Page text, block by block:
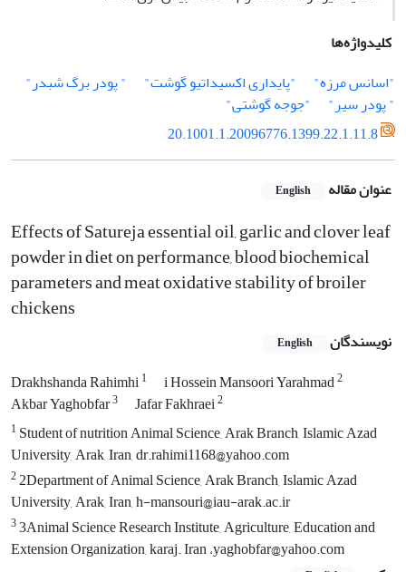
کلیدواژه‌ها
"اسانس مرزه"
"پایداری اکسیداتیو گوشت"
" پودر برگ شبدر"
" پودر سیر"
"جوجه گوشتی"
20.1001.1.20096776.1399.22.1.11.8
عنوان مقاله English
Effects of Satureja essential oil, garlic and clover leaf
powder in diet on performance, blood biochemical
parameters and meat oxidative stability of broiler
chickens
نویسندگان English
Drakhshanda Rahimhi1 i Hossein Mansoori Yarahmad2
Akbar Yaghobfar3 Jafar Fakhraei2
1 Student of nutrition Animal Science, Arak Branch, Islamic Azad
University, Arak, Iran, dr.rahimi1168@yahoo.com
22Department of Animal Science, Arak Branch, Islamic Azad
University, Arak, Iran, h-mansouri@iau-arak.ac.ir
33Animal Science Research Institute, Agriculture, Education and
Extension Organization, karaj. Iran ،yaghobfar@yahoo.com